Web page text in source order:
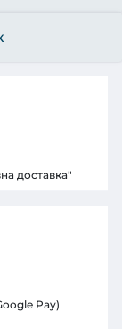
доставка"
Pay)